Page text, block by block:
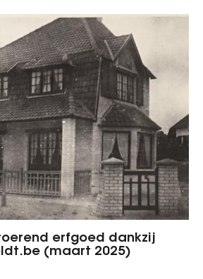
erfgoed dankzij
(maart 2025)